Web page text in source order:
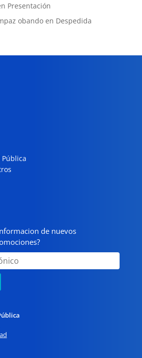
Presentación
obandoen Despedida
de nuevos